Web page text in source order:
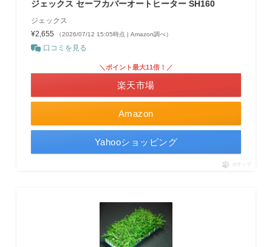
ジェックス セーフカバーオートヒーター SH160
ジェックス
¥2,655
（2026/07/12 15:05時点 | Amazon調べ）
口コミを見る
Amazon
＼ポイント最大11倍！／
楽天市場
Yahooショッピング
ポチップ